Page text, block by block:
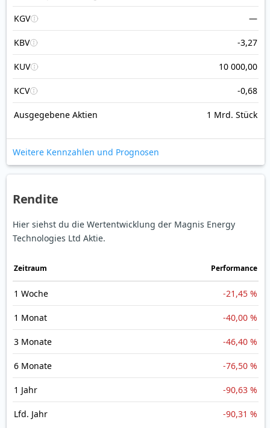
KGV —
KBV -3,27
KUV 10 000,00
KCV -0,68
Ausgegebene Aktien 1 Mrd. Stück
Weitere Kennzahlen und Prognosen
Rendite
Hier siehst du die Wertentwicklung der Magnis Energy
Technologies Ltd Aktie.
Zeitraum Perfor­mance
1 Woche -21,45 %
1 Monat -40,00 %
3 Monate -46,40 %
6 Monate -76,50 %
1 Jahr -90,63 %
Lfd. Jahr -90,31 %